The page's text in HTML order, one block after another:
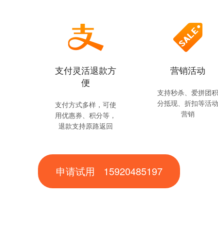
支付灵活退款方
便
支付方式多样，可使
用优惠券、积分等，
退款支持原路返回
营销活动
支持秒杀、爱拼团积
分抵现、折扣等活动
营销
申请试用 15920485197